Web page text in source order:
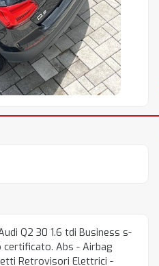
Q2 30 1.6 tdi Business s-
certificato. Abs - Airbag
Retrovisori Elettrici -